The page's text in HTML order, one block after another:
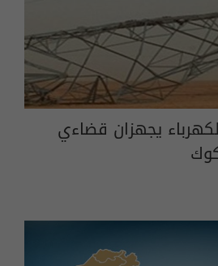
يجهزان قضاءي